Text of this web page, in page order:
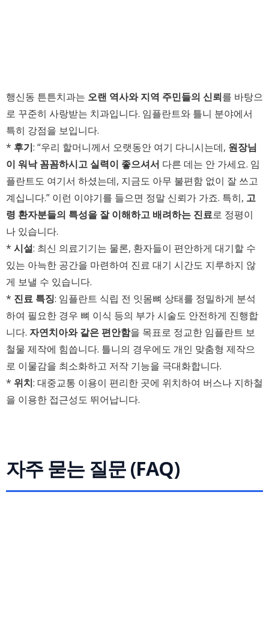
행신동 튼튼치과는 오랜 역사와 지역 주민들의 신뢰를 바탕으
로 꾸준히 사랑받는 치과입니다. 임플란트와 틀니 분야에서
특히 강점을 보입니다.
* 후기: “우리 할머니께서 오랫동안 여기 다니시는데, 원장님
이 워낙 꼼꼼하시고 실력이 좋으셔서 다른 데는 안 가세요. 임
플란트도 여기서 하셨는데, 지금도 아무 불편함 없이 잘 쓰고
계십니다.” 이런 이야기를 들으면 정말 신뢰가 가죠. 특히, 고
령 환자분들의 특성을 잘 이해하고 배려하는 진료로 정평이
나 있습니다.
* 시설: 최신 의료기기는 물론, 환자들이 편안하게 대기할 수
있는 아늑한 공간을 마련하여 진료 대기 시간도 지루하지 않
게 보낼 수 있습니다.
* 진료 특징: 임플란트 식립 전 잇몸뼈 상태를 정밀하게 분석
하여 필요한 경우 뼈 이식 등의 부가 시술도 안전하게 진행합
니다. 자연치아와 같은 편안함을 목표로 정교한 임플란트 보
철물 제작에 힘씁니다. 틀니의 경우에도 개인 맞춤형 제작으
로 이물감을 최소화하고 저작 기능을 극대화합니다.
* 위치: 대중교통 이용이 편리한 곳에 위치하여 버스나 지하철
을 이용한 접근성도 뛰어납니다.
자주 묻는 질문 (FAQ)